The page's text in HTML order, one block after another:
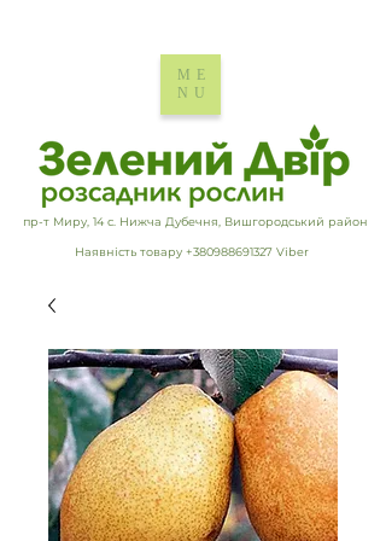
пр-т Миру, 14 с. Нижча Дубечня, Вишгородський район
Наявність товару +380988691327 Viber
ME
NU